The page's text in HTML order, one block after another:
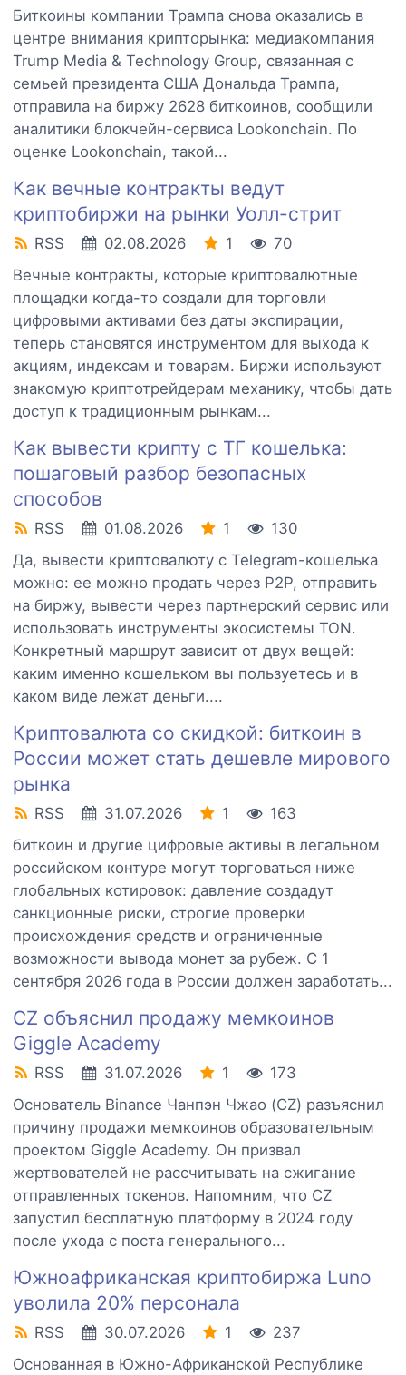
Биткоины компании Трампа снова оказались в
центре внимания крипторынка: медиакомпания
Trump Media & Technology Group, связанная с
семьей президента США Дональда Трампа,
отправила на биржу 2628 биткоинов, сообщили
аналитики блокчейн-сервиса Lookonchain. По
оценке Lookonchain, такой...
Как вечные контракты ведут
криптобиржи на рынки Уолл-стрит
RSS 02.08.2026 1
70
Вечные контракты, которые криптовалютные
площадки когда-то создали для торговли
цифровыми активами без даты экспирации,
теперь становятся инструментом для выхода к
акциям, индексам и товарам. Биржи используют
знакомую криптотрейдерам механику, чтобы дать
доступ к традиционным рынкам...
Как вывести крипту с ТГ кошелька:
пошаговый разбор безопасных
способов
RSS 01.08.2026 1
130
Да, вывести криптовалюту с Telegram-кошелька
можно: ее можно продать через P2P, отправить
на биржу, вывести через партнерский сервис или
использовать инструменты экосистемы TON.
Конкретный маршрут зависит от двух вещей:
каким именно кошельком вы пользуетесь и в
каком виде лежат деньги....
Криптовалюта со скидкой: биткоин в
России может стать дешевле мирового
рынка
RSS 31.07.2026 1
163
биткоин и другие цифровые активы в легальном
российском контуре могут торговаться ниже
глобальных котировок: давление создадут
санкционные риски, строгие проверки
происхождения средств и ограниченные
возможности вывода монет за рубеж. С 1
сентября 2026 года в России должен заработать...
CZ объяснил продажу мемкоинов
Giggle Academy
RSS 31.07.2026 1
173
Основатель Binance Чанпэн Чжао (CZ) разъяснил
причину продажи мемкоинов образовательным
проектом Giggle Academy. Он призвал
жертвователей не рассчитывать на сжигание
отправленных токенов. Напомним, что CZ
запустил бесплатную платформу в 2024 году
после ухода с поста генерального...
Южноафриканская криптобиржа Luno
уволила 20% персонала
RSS 30.07.2026 1
237
Основанная в Южно-Африканской Республике